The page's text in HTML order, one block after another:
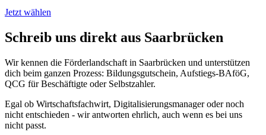
Jetzt wählen
Schreib uns direkt aus Saarbrücken
Wir kennen die Förderlandschaft in Saarbrücken und unterstützen
dich beim ganzen Prozess: Bildungsgutschein, Aufstiegs-BAföG,
QCG für Beschäftigte oder Selbstzahler.
Egal ob Wirtschaftsfachwirt, Digitalisierungsmanager oder noch
nicht entschieden - wir antworten ehrlich, auch wenn es bei uns
nicht passt.